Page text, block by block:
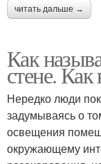
читать дальше →
Как
стене. Как
Нередко люди
задумываясь о
освещения
окружающему